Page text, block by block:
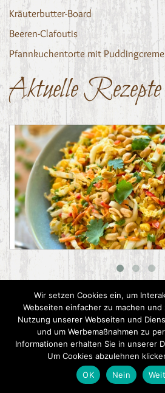
Kräuterbutter-Board
Beeren-Clafoutis
Pfannkuchentorte mit Puddingcreme
Aktuelle Rezepte
Asiatischer Chinakohl-
Wir setzen Cookies ein, um
Webseiten einfacher zu machen
Nutzung unserer Webseiten und
und um Werbemaßnahmen zu
Informationen erhalten Sie in unserer
Um Cookies abzulehnen
OK
Nein